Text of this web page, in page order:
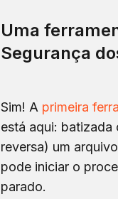
Uma
Segurança
Sim! A primeira
está aqui: batizada
reversa) um
pode iniciar o
parado.